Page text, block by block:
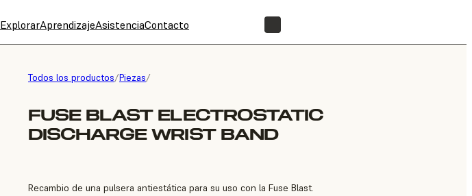
ExplorarAprendizajeAsistenciaContacto
Todos los productos/Piezas/
FUSE BLAST ELECTROSTATIC
DISCHARGE WRIST BAND
Recambio de una pulsera antiestática para su uso con la Fuse Blast.